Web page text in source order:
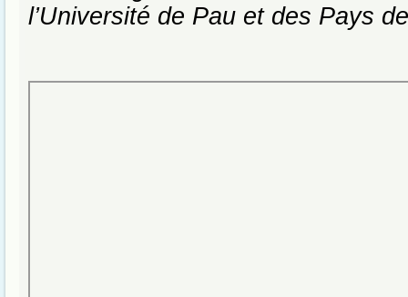
l’Université de Pau et des Pays